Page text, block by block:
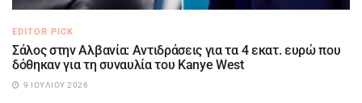
EDITOR PICK
Σάλος στην Αλβανία: Αντιδράσεις για τα 4 εκατ. ευρώ που
δόθηκαν για τη συναυλία του Kanye West
9 ΙΟΥΛΊΟΥ 2026